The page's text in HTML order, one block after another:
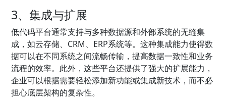
3、集成与扩展
低代码平台通常支持与多种数据源和外部系统的无缝集
成，如云存储、CRM、ERP系统等。这种集成能力使得数
据可以在不同系统之间流畅传输，提高数据一致性和业务
流程的效率。此外，这些平台还提供了强大的扩展能力，
企业可以根据需要轻松添加新功能或集成新技术，而不必
担心底层架构的复杂性。